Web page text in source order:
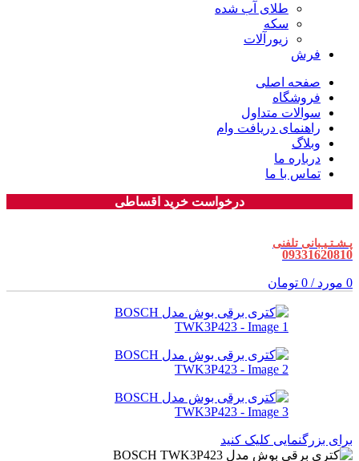
طلای آب شده
سکه
زیورآلات
فرش
صفحه اصلی
فروشگاه
سوالات متداول
راهنمای دریافت وام
وبلاگ
درباره ما
تماس با ما
درخواست خرید اقساطی
پـشـتـیـبانی تلفنی
09331620810
0 مورد /
0 تومان
برای بزرگنمایی کلیک کنید